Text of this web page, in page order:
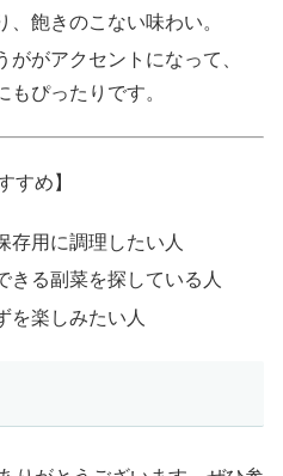
飽きのこない味わい。
がアクセントになって、
もぴったりです。
すめ】
存用に調理したい人
きる副菜を探している人
を楽しみたい人